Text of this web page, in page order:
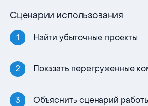
Сценарии использования
Найти убыточные проекты
Показать перегруженные
Объяснить сценарий